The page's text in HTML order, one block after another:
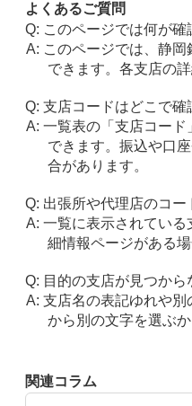
よくあるご質問
このページでは何が確
このページでは、静
できます。各支店の
支店コードはどこで確
一覧表の「支店コー
できます。振込や口
合があります。
出張所や代理店のコー
一覧に表示されてい
細情報ページがある
目的の支店が見つか
支店名の表記ゆれや
から別の文字を選ぶか
関連コラム